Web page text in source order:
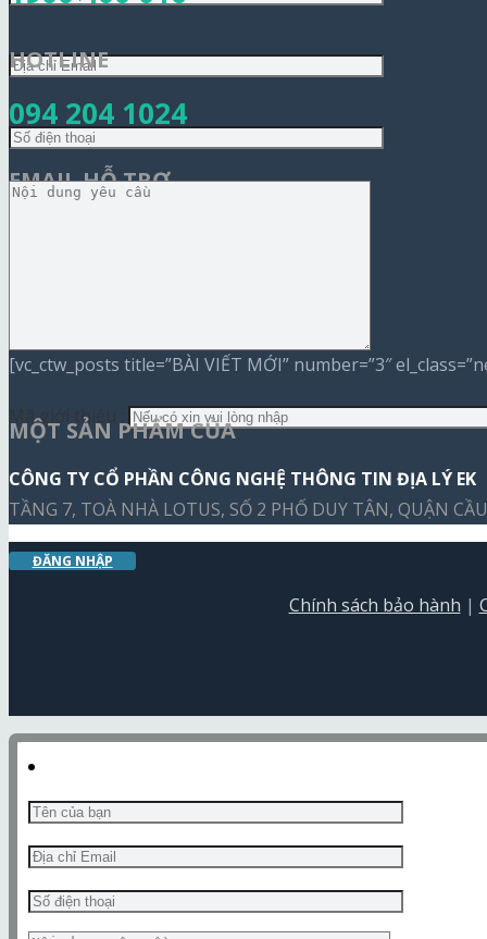
Mã giới thiệu :
ĐĂNG NHẬP
HOTLINE
094 204 1024
EMAIL HỖ TRỢ
[vc_ctw_posts title=”BÀI VIẾT MỚI” number=”3″
MỘT SẢN PHẨM CỦA
CÔNG TY CỔ PHẦN CÔNG NGHỆ THÔNG TIN ĐỊA LÝ EK
TẦNG 7, TOÀ NHÀ LOTUS, SỐ 2 PHỐ DUY TÂN, QUẬN
Chính sách bảo hành |